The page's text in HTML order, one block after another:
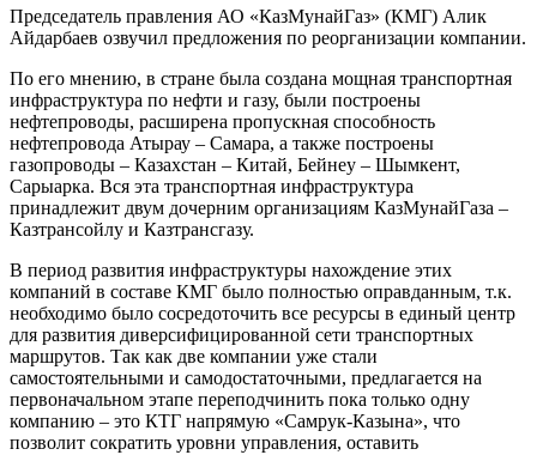
Председатель правления АО «КазМунайГаз» (КМГ) Алик
Айдарбаев озвучил предложения по реорганизации компании.
По его мнению, в стране была создана мощная транспортная
инфраструктура по нефти и газу, были построены
нефтепроводы, расширена пропускная способность
нефтепровода Атырау – Самара, а также построены
газопроводы – Казахстан – Китай, Бейнеу – Шымкент,
Сарыарка. Вся эта транспортная инфраструктура
принадлежит двум дочерним организациям КазМунайГаза –
Казтрансойлу и Казтрансгазу.
В период развития инфраструктуры нахождение этих
компаний в составе КМГ было полностью оправданным, т.к.
необходимо было сосредоточить все ресурсы в единый центр
для развития диверсифицированной сети транспортных
маршрутов. Так как две компании уже стали
самостоятельными и самодостаточными, предлагается на
первоначальном этапе переподчинить пока только одну
компанию – это КТГ напрямую «Самрук-Казына», что
позволит сократить уровни управления, оставить